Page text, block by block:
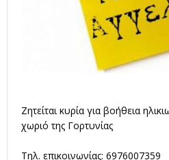
Ζητείται κυρία για βοήθεια
χωριό της Γορτυνίας
Τηλ. επικοινωνίας: 6976007359